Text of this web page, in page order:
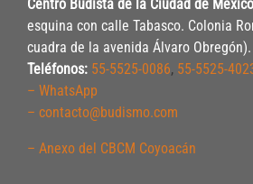
Centro Budista de la Ciudad de
esquina con calle Tabasco. Colonia
cuadra de la avenida Álvaro Obregón).
Teléfonos: 55-5525-0086, 55-5525-
– WhatsApp
– contacto@budismo.com
– Anexo del CBCM Coyoacán